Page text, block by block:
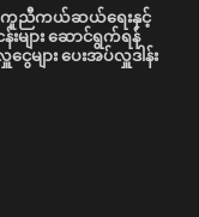
ကူညီကယ်ဆယ်ရေးနှင့်
များ ဆောင်ရွက်ရန်
ျား ပေးအပ်လှူဒါန်း